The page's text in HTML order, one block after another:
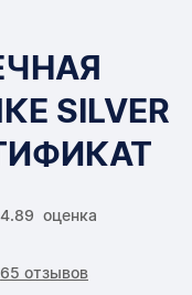
SILVER
4.89 оценка
65 отзывов